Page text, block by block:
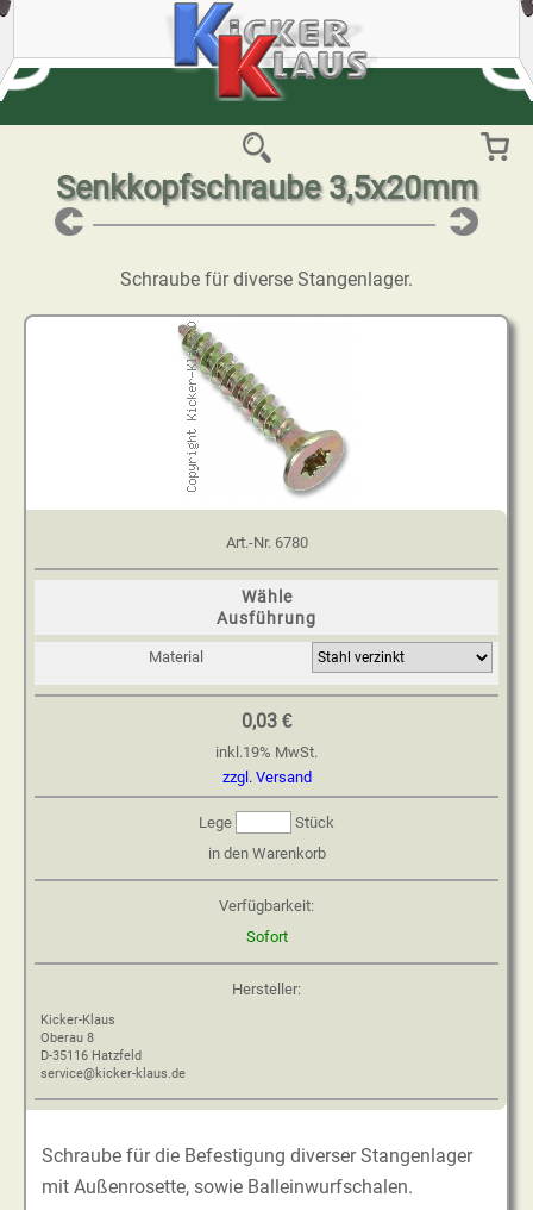
Senkkopfschraube 3,5x20mm
Schraube für diverse Stangenlager.
Schraube für die Befestigung diverser Stangenlager
mit Außenrosette, sowie Balleinwurfschalen.
Art.-Nr. 6780
Wähle
Ausführung
Material
0,03 €
inkl.19% MwSt.
zzgl. Versand
Lege
Stück
in den Warenkorb
Verfügbarkeit:
Sofort
Hersteller:
Kicker-Klaus
Oberau 8
D-35116 Hatzfeld
service@kicker-klaus.de